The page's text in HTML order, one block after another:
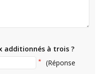
additionnés à trois ?
*
(Réponse